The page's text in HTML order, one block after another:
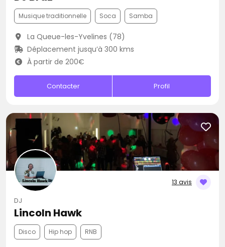
Musique traditionnelle Soca Samba
La Queue-les-Yvelines (78)
Déplacement jusqu’à 300 kms
À partir de 200€
Contacter Profil
13 avis
DJ
Lincoln Hawk
Disco Hip hop RNB